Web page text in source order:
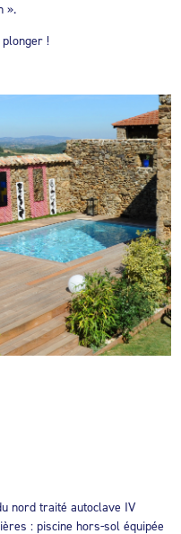
».
plonger !
nord traité autoclave IV
: piscine hors-sol équipée